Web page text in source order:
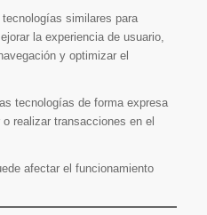
similares para
la experiencia de usuario,
y optimizar el
tecnologías de forma expresa
realizar transacciones en el
afectar el funcionamiento